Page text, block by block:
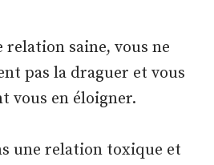
relation saine, vous ne
pas la draguer et vous
vous en éloigner.
une relation toxique et